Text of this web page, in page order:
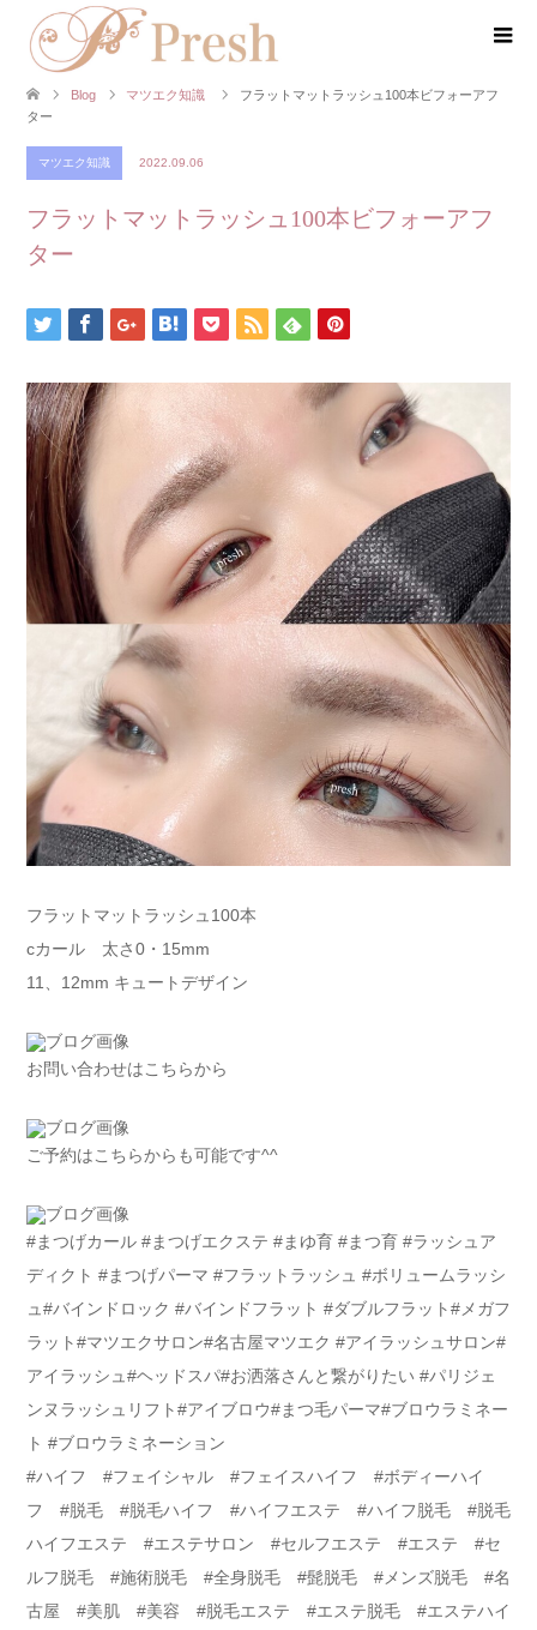
Blog マツエク知識
フラットマットラッシュ100本ビフォーアフ
ター
マツエク知識 2022.09.06
フラットマットラッシュ100本ビフォーアフ
ター
フラットマットラッシュ100本
cカール 太さ0・15mm
11、12mm キュートデザイン
お問い合わせはこちらから
ご予約はこちらからも可能です^^
#まつげカール #まつげエクステ #まゆ育 #まつ育 #ラッシュア
ディクト #まつげパーマ #フラットラッシュ #ボリュームラッシ
ュ#バインドロック #バインドフラット #ダブルフラット#メガフ
ラット#マツエクサロン#名古屋マツエク #アイラッシュサロン#
アイラッシュ#ヘッドスパ#お洒落さんと繋がりたい #パリジェ
ンヌラッシュリフト#アイブロウ#まつ毛パーマ#ブロウラミネー
ト #ブロウラミネーション
#ハイフ #フェイシャル #フェイスハイフ #ボディーハイ
フ #脱毛 #脱毛ハイフ #ハイフエステ #ハイフ脱毛 #脱毛
ハイフエステ #エステサロン #セルフエステ #エステ #セ
ルフ脱毛 #施術脱毛 #全身脱毛 #髭脱毛 #メンズ脱毛 #名
古屋 #美肌 #美容 #脱毛エステ #エステ脱毛 #エステハイ